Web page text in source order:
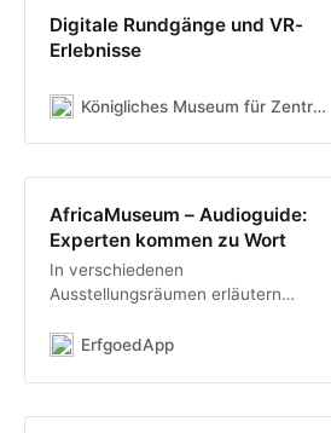
Digitale Rundgänge und VR-
Erlebnisse
Königliches Museum für Zentralafrika – Tervuren – Belgien
AfricaMuseum – Audioguide:
Experten kommen zu Wort
In verschiedenen
Ausstellungsräumen erläutern
AfricaMuseums in einem
Führung müssen Sie Ihre Bluetooth-
ErfgoedApp